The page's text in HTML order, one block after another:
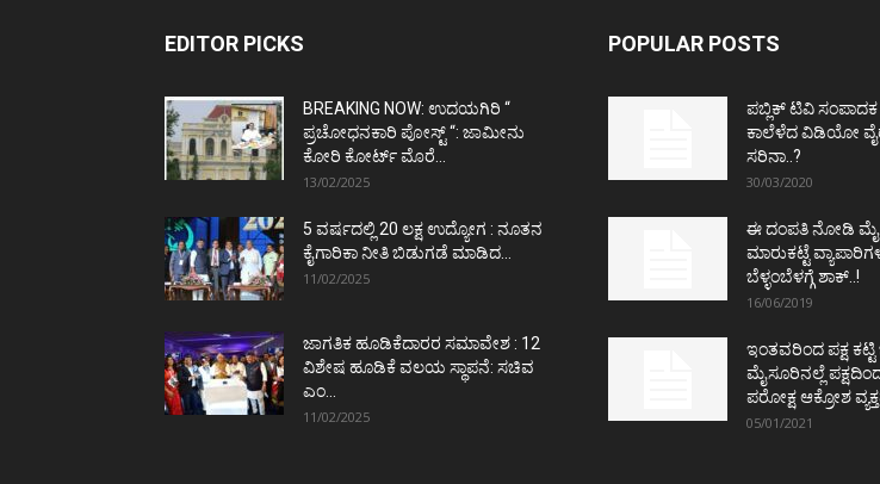
EDITOR PICKS
BREAKING NOW: ಉದಯಗಿರಿ “
ಪ್ರಚೋಧನಕಾರಿ ಪೋಸ್ಟ್‌ “: ಜಾಮೀನು
ಕೋರಿ ಕೋರ್ಟ್‌ ಮೊರೆ...
13/02/2025
5 ವರ್ಷದಲ್ಲಿ 20 ಲಕ್ಷ ಉದ್ಯೋಗ : ನೂತನ
ಕೈಗಾರಿಕಾ ನೀತಿ ಬಿಡುಗಡೆ ಮಾಡಿದ...
11/02/2025
ಜಾಗತಿಕ ಹೂಡಿಕೆದಾರರ ಸಮಾವೇಶ : 12
ವಿಶೇಷ ಹೂಡಿಕೆ ವಲಯ ಸ್ಥಾಪನೆ: ಸಚಿವ
ಎಂ...
11/02/2025
POPULAR POSTS
ಪಬ್ಲಿಕ್ ಟಿವಿ
ಕಾಲೆಳೆದ ವಿಡಿಯೋ
ಸರಿನಾ..?
30/03/2020
ಈ ದಂಪತಿ ನೋಡಿ
ಮಾರುಕಟ್ಟೆ
ಬೆಳ್ಳಂಬೆಳಗ್ಗೆ ಶಾಕ್..!
16/06/2019
ಇಂತವರಿಂದ ಪಕ್ಷ ಕಟ್ಟಿ
ಮೈಸೂರಿನಲ್ಲೆ
ಪರೋಕ್ಷ ಆಕ್ರೋಶ
05/01/2021